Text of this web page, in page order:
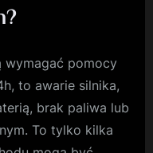
wymagać pomocy
to awarie silnika,
brak paliwa lub
To tylko kilka